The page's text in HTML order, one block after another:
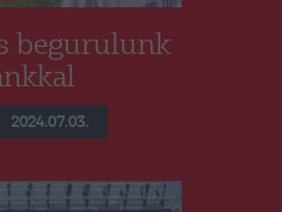
begurulunk
2024.07.03.